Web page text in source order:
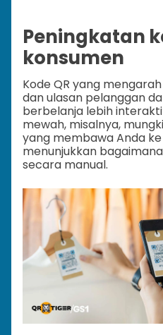
Peningkatan
konsumen
Kode QR yang
dan ulasan pelanggan
berbelanja lebih
mewah, misalnya,
yang membawa Anda
menunjukkan
secara manual.